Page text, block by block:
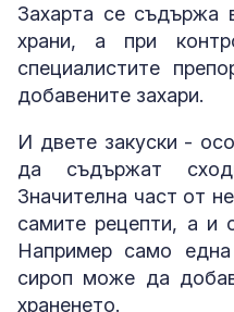
Захарта се съдържа
храни, а при
специалистите
добавените захари.
И двете закуски -
да съдържат
Значителна част от
самите рецепти, а и
Например само
сироп може да
храненето.